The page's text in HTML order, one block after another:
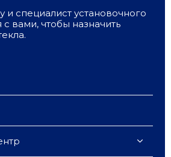
и специалист установочного
вами, чтобы назначить